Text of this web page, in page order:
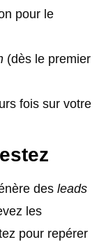
pour le
(dès le premier
fois sur votre
des leads
les
pour repérer